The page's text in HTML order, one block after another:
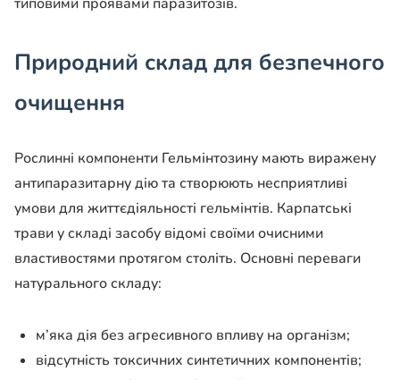
Природний склад для безпечного
очищення
Рослинні компоненти Гельмінтозину мають виражену
антипаразитарну дію та створюють несприятливі
умови для життєдіяльності гельмінтів. Карпатські
трави у складі засобу відомі своїми очисними
властивостями протягом століть. Основні переваги
натурального складу:
м’яка дія без агресивного впливу на організм;
відсутність токсичних синтетичних компонентів;